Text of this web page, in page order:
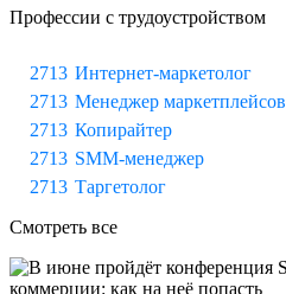
Профессии с трудоустройством
Интернет-маркетолог
Менеджер маркетплейсов
Копирайтер
SMM-менеджер
Таргетолог
Смотреть все